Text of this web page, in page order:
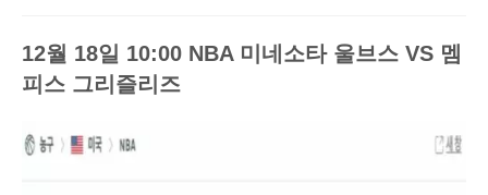
12월 18일 10:00 NBA 미네소타 울브스 VS 멤
피스 그리즐리즈